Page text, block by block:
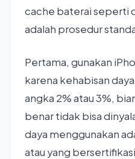
cache baterai seperti
adalah prosedur
Pertama, gunakan
karena kehabisan
angka 2% atau 3%,
benar tidak bisa
daya menggunakan
atau yang